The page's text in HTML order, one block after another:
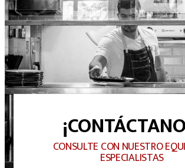
CONSULTE CON NUESTRO
ESPECIALISTAS